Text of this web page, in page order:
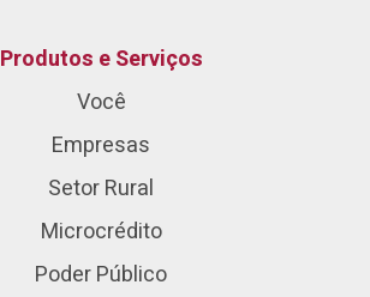
Produtos e Serviços
Você
Empresas
Setor Rural
Microcrédito
Poder Público